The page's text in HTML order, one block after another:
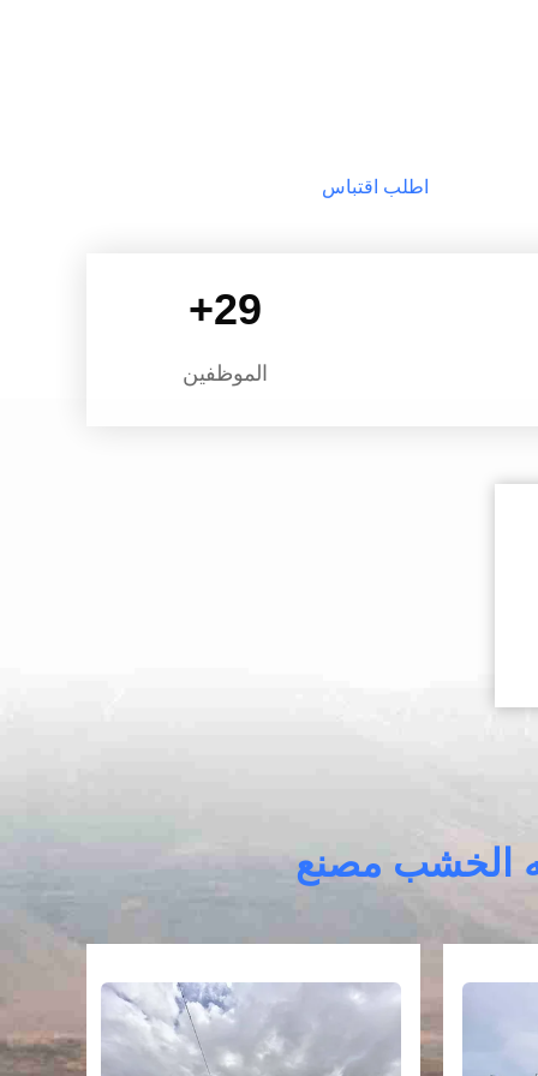
وتصنيع الدرجة الأولى، معدات ميكانيكية ...
اطلب اقتباس
30
+
الموظفين
الخشب مصنع